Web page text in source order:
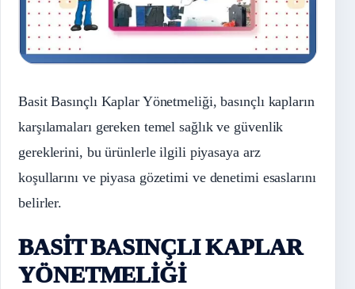
Basit Basınçlı Kaplar Yönetmeliği, basınçlı kapların
karşılamaları gereken temel sağlık ve güvenlik
gereklerini, bu ürünlerle ilgili piyasaya arz
koşullarını ve piyasa gözetimi ve denetimi esaslarını
belirler.
BASİT BASINÇLI KAPLAR
YÖNETMELİĞİ